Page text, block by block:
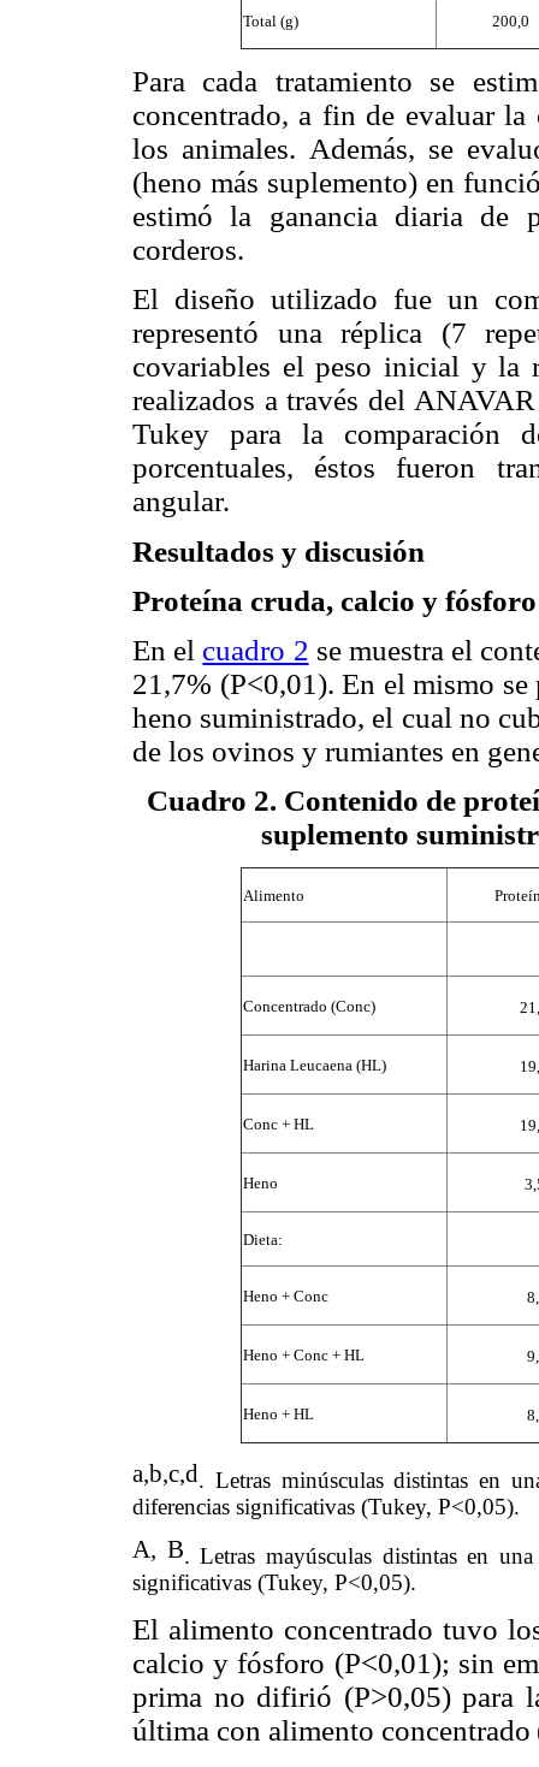
Total (g) 200,0
Para cada tratamiento se
concentrado, a fin de evaluar
los animales. Además, se
(heno más suplemento) en
estimó la ganancia diaria de
corderos.
El diseño utilizado fue un
representó una réplica (7
covariables el peso inicial y la
realizados a través del
Tukey para la comparación
porcentuales, éstos fueron
angular.
Resultados y discusión
Proteína cruda, calcio y fósforo
En el cuadro 2 se muestra el
21,7% (P<0,01). En el mismo
heno suministrado, el cual no
de los ovinos y rumiantes en
Cuadro 2. Contenido de
suplemento
Alimento
Concentrado (Conc)
Harina Leucaena (HL)
Conc + HL
Heno
Dieta:
Heno + Conc
Heno + Conc + HL
Heno + HL
a,b,c,d. Letras minúsculas distintas en
diferencias significativas (Tukey, P<0,05).
A, B. Letras mayúsculas distintas en
significativas (Tukey, P<0,05).
El alimento concentrado tuvo
calcio y fósforo (P<0,01); sin
prima no difirió (P>0,05) para
última con alimento concentrado